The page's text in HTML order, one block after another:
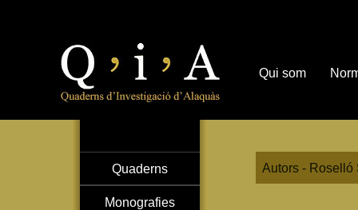
Quaderns
Monografies
Autors - Roselló
Qui som